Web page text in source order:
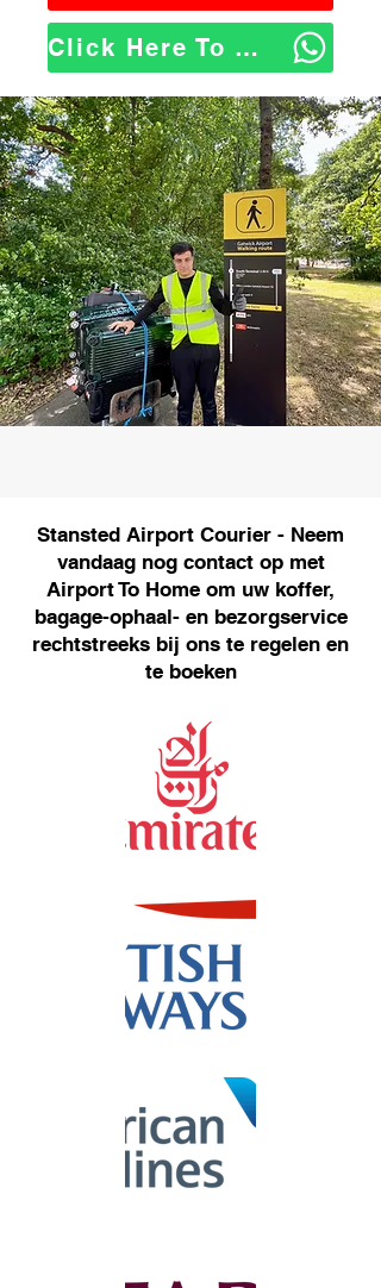
Click Here To WhatsApp Us
Stansted Airport Courier - Neem
vandaag nog contact op met
Airport To Home om uw koffer,
bagage-ophaal- en bezorgservice
rechtstreeks bij ons te regelen en
te boeken